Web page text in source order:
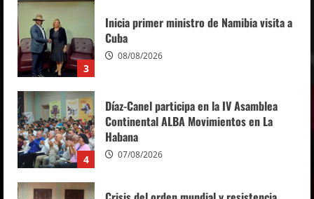
4
Díaz-Canel participa en la IV Asamblea
Continental ALBA Movimientos en La
Habana
5
Crisis del orden mundial y resistencia
popular marcan inicio de IV Asamblea
Continental de ALBA Movimientos
07/08/2026